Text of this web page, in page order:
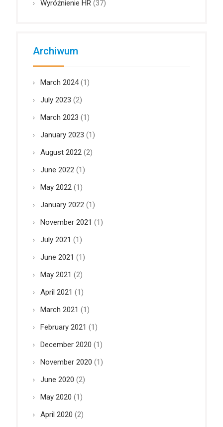
Wyróżnienie HR(37)
Archiwum
March 2024(1)
July 2023 (2)
March 2023 (1)
January 2023 (1)
August 2022(2)
June 2022(1)
May 2022(1)
January 2022(1)
November 2021 (1)
July 2021 (1)
June 2021 (1)
May 2021 (2)
April 2021 (1)
March 2021 (1)
February 2021 (1)
December 2020 (1)
November 2020 (1)
June 2020 (2)
May 2020 (1)
April 2020 (2)